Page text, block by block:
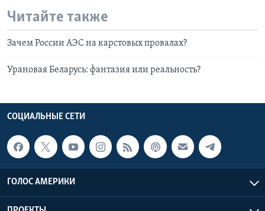
Читайте также
Зачем России АЭС на карстовых провалах?
Урановая Беларусь: фантазия или реальность?
СОЦИАЛЬНЫЕ СЕТИ
ГОЛОС АМЕРИКИ